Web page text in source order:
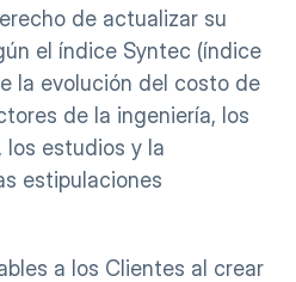
de actualizar su
el índice Syntec (índice
la evolución del costo de
de la ingeniería, los
los estudios y la
estipulaciones
a los Clientes al crear